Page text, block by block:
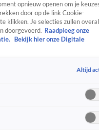
RealityCrimeVideo's
opnieuw openen om je
door op de link Cookie-
klikken. Je selecties zullen overal
doorgevoerd. Raadpleeg onze
Bekijk hier onze Digitale
Altijd